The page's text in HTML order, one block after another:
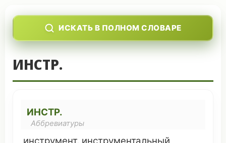
ИСКАТЬ В ПОЛНОМ СЛОВАРЕ
ИНСТР.
ИНСТР.
Аббревиатуры